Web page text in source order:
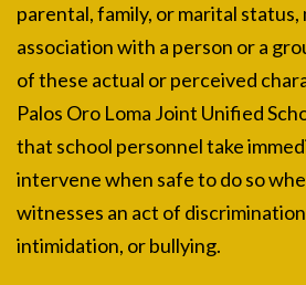
parental, family, or marital
association with a person or a
of these actual or perceived
Palos Oro Loma Joint Unified
that school personnel take
intervene when safe to do so
witnesses an act of
intimidation, or bullying.